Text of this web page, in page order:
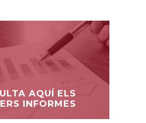
AQUÍ ELS
INFORMES